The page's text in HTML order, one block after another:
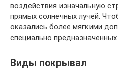
воздействия изначальную
прямых солнечных лучей.
оказались более мягкими
специально
Виды покрывал